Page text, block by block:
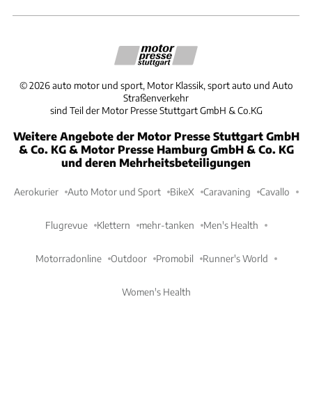
©2026 auto motor und sport, Motor Klassik, sport auto und Auto
Straßenverkehr
sind Teil der Motor Presse Stuttgart GmbH & Co.KG
Weitere Angebote der Motor Presse Stuttgart GmbH
& Co. KG & Motor Presse Hamburg GmbH & Co. KG
und deren Mehrheitsbeteiligungen
Aerokurier Auto Motor und Sport BikeX Caravaning Cavallo
Flugrevue Klettern mehr-tanken Men's Health
Motorradonline Outdoor Promobil Runner's World
Women's Health